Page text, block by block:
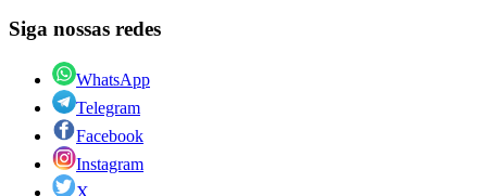
Siga nossas redes
WhatsApp
Telegram
Facebook
Instagram
X